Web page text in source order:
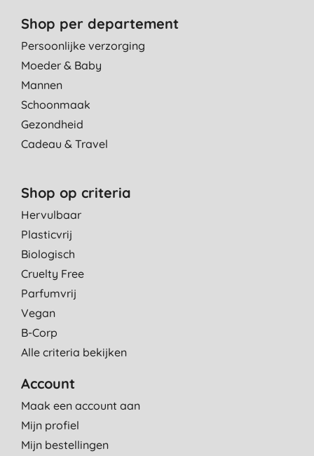
Shop per departement
Persoonlijke verzorging
Moeder & Baby
Mannen
Schoonmaak
Gezondheid
Cadeau & Travel
Shop op criteria
Hervulbaar
Plasticvrij
Biologisch
Cruelty Free
Parfumvrij
Vegan
B-Corp
Alle criteria bekijken
Account
Maak een account aan
Mijn profiel
Mijn bestellingen